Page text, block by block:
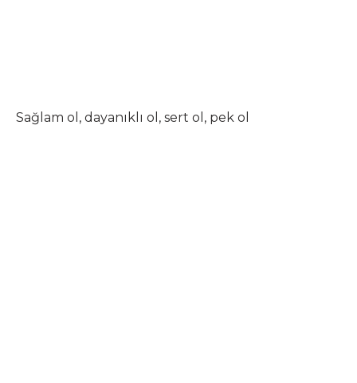
Sağlam ol, dayanıklı ol, sert ol, pek ol